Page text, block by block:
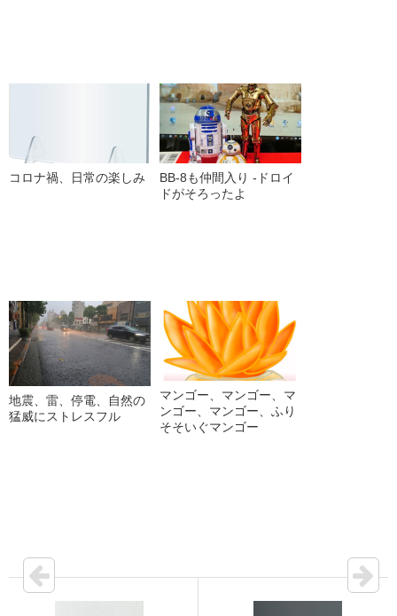
コロナ禍、日常の楽しみ
BB-8も仲間入り -ドロイ
ドがそろったよ
地震、雷、停電、自然の
猛威にストレスフル
マンゴー、マンゴー、マ
ンゴー、マンゴー、ふり
そそいぐマンゴー